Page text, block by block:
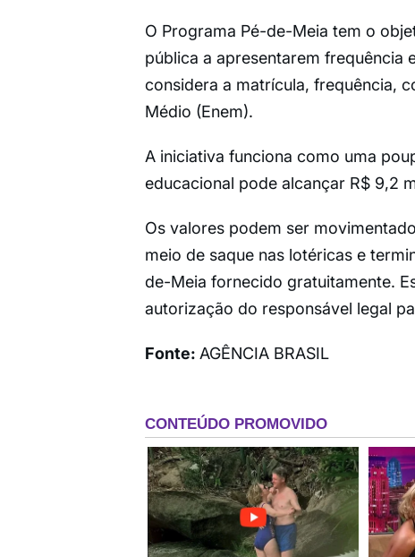
O Programa Pé-de-Meia tem o
pública a apresentarem frequência
considera a matrícula, frequência,
Médio (Enem).
A iniciativa funciona como uma
educacional pode alcançar R$ 9,2
Os valores podem ser
meio de saque nas lotéricas e
de-Meia fornecido gratuitamente.
autorização do responsável legal
Fonte: AGÊNCIA BRASIL